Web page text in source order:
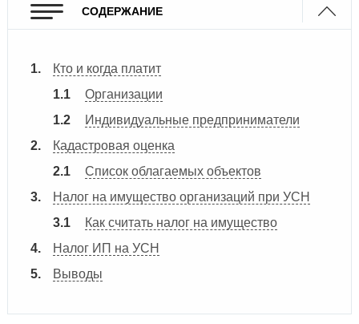
СОДЕРЖАНИЕ
Кто и когда платит
Организации
Индивидуальные предприниматели
Кадастровая оценка
Список облагаемых объектов
Налог на имущество организаций при УСН
Как считать налог на имущество
Налог ИП на УСН
Выводы